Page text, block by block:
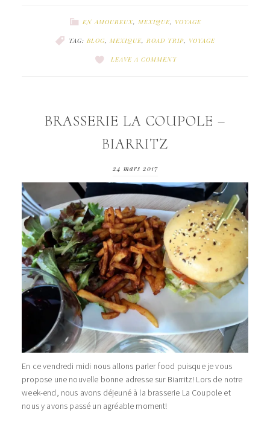
EN AMOUREUX, MEXIQUE, VOYAGE
TAG: BLOG, MEXIQUE, ROAD TRIP, VOYAGE
LEAVE A COMMENT
BRASSERIE LA COUPOLE –
BIARRITZ
24 mars 2017
En ce vendredi midi nous allons parler food puisque je vous
propose une nouvelle bonne adresse sur Biarritz! Lors de notre
week-end, nous avons déjeuné à la brasserie La Coupole et
nous y avons passé un agréable moment!